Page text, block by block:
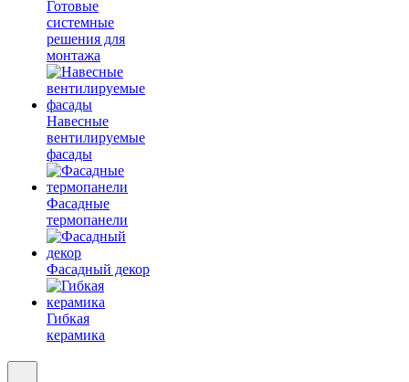
Готовые
системные
решения для
монтажа
Навесные
вентилируемые
фасады
Фасадные
термопанели
Фасадный декор
Гибкая
керамика